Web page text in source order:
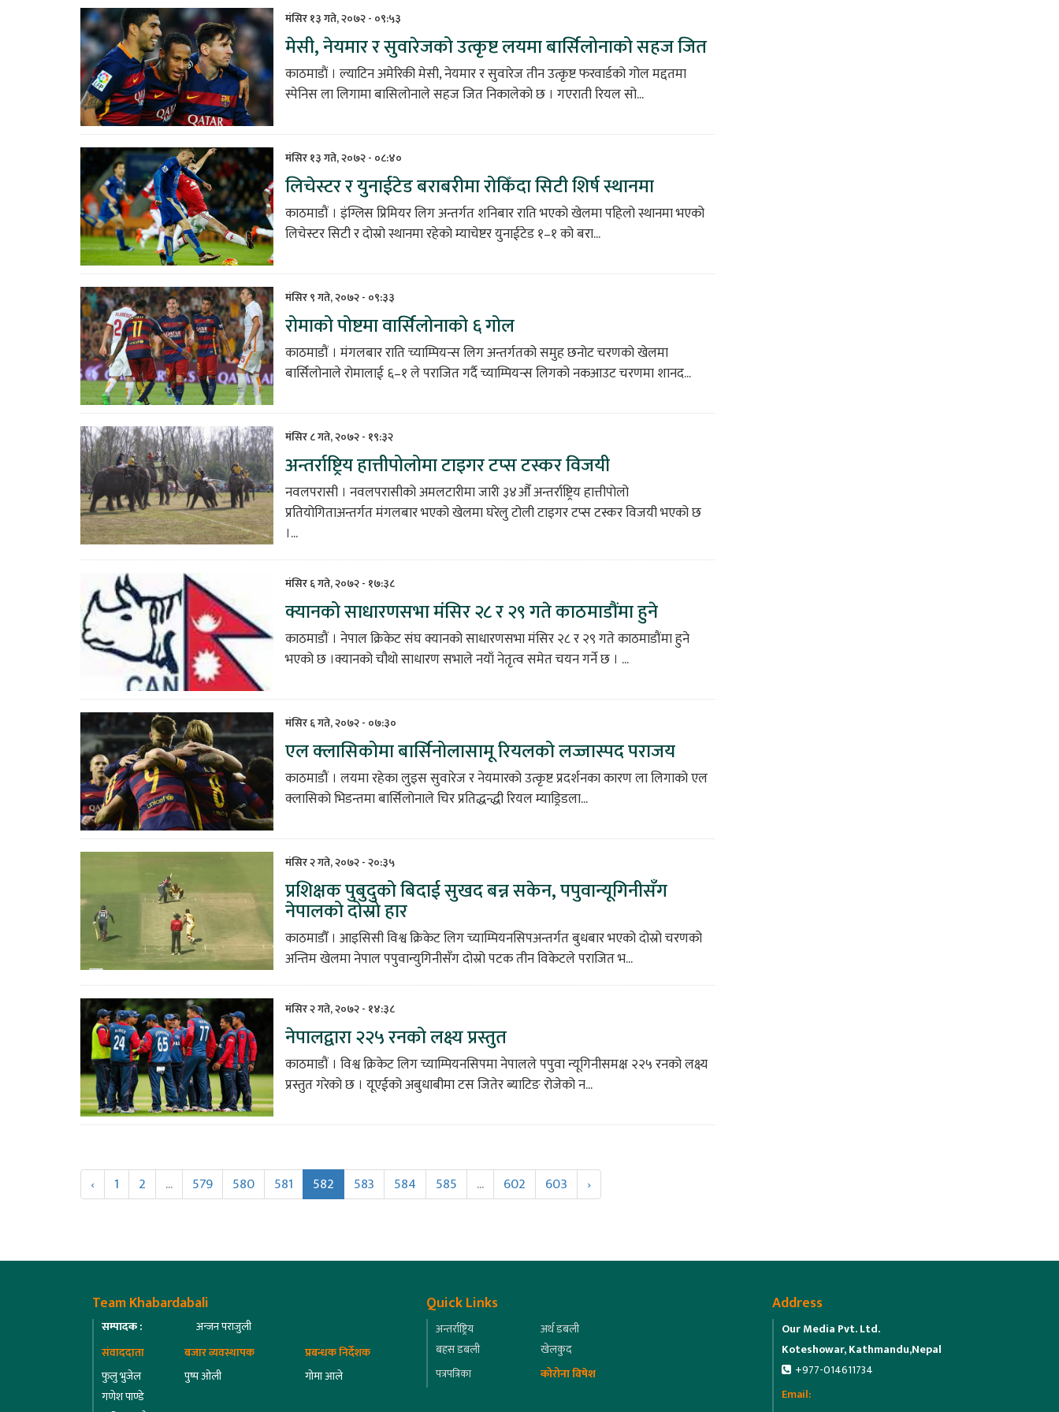
मंसिर १३ गते, २०७२ - ०९:५३
मेसी, नेयमार र सुवारेजको उत्कृष्ट लयमा बार्सिलोनाको सहज जित
काठमाडाैं । ल्याटिन अमेरिकी मेसी, नेयमार र सुवारेज तीन उत्कृष्ट फरवार्डको गोल मद्दतमा
स्पेनिस ला लिगामा बासिलोनाले सहज जित निकालेको छ । गएराती रियल सो...
मंसिर १३ गते, २०७२ - ०८:४०
लिचेस्टर र युनाईटेड बराबरीमा रोकिँदा सिटी शिर्ष स्थानमा
काठमाडौं । इंग्लिस प्रिमियर लिग अन्तर्गत शनिबार राति भएको खेलमा पहिलो स्थानमा भएको
लिचेस्टर सिटी र दोस्रो स्थानमा रहेको म्याचेष्टर युनाईटेड १–१ को बरा...
मंसिर ९ गते, २०७२ - ०९:३३
रोमाको पोष्टमा वार्सिलोनाको ६ गोल
काठमाडौं । मंगलबार राति च्याम्पियन्स लिग अन्तर्गतको समुह छनोट चरणको खेलमा
बार्सिलोनाले रोमालाई ६–१ ले पराजित गर्दै च्याम्पियन्स लिगको नकआउट चरणमा शानद...
मंसिर ८ गते, २०७२ - १९:३२
अन्तर्राष्ट्रिय हात्तीपोलोमा टाइगर टप्स टस्कर विजयी
नवलपरासी । नवलपरासीको अमलटारीमा जारी ३४औँ अन्तर्राष्ट्रिय हात्तीपोलो
प्रतियोगिताअन्तर्गत मंगलबार भएको खेलमा घरेलु टोली टाइगर टप्स टस्कर विजयी भएको छ
।...
मंसिर ६ गते, २०७२ - १७:३८
क्यानको साधारणसभा मंसिर २८ र २९ गते काठमाडौंमा हुने
काठमाडौं । नेपाल क्रिकेट संघ क्यानको साधारणसभा मंसिर २८ र २९ गते काठमाडौंमा हुने
भएको छ ।क्यानको चौथो साधारण सभाले नयाँ नेतृत्व समेत चयन गर्ने छ । ...
मंसिर ६ गते, २०७२ - ०७:३०
एल क्लासिकोमा बार्सिनोलासामू रियलको लज्जास्पद पराजय
काठमाडौं । लयमा रहेका लुइस सुवारेज र नेयमारको उत्कृष्ट प्रदर्शनका कारण ला लिगाको एल
क्लासिको भिडन्तमा बार्सिलोनाले चिर प्रतिद्धन्द्धी रियल म्याड्रिडला...
मंसिर २ गते, २०७२ - २०:३५
प्रशिक्षक पुबुदुको बिदाई सुखद बन्न सकेन, पपुवान्यूगिनीसँग
नेपालको दोस्रो हार
काठमाडौँ । आइसिसी विश्व क्रिकेट लिग च्याम्पियनसिपअन्तर्गत बुधबार भएको दोस्रो चरणको
अन्तिम खेलमा नेपाल पपुवान्युगिनीसँग दोस्रो पटक तीन विकेटले पराजित भ...
मंसिर २ गते, २०७२ - १४:३८
नेपालद्वारा २२५ रनको लक्ष्य प्रस्तुत
काठमाडौं । विश्व क्रिकेट लिग च्याम्पियनसिपमा नेपालले पपुवा न्यूगिनीसमक्ष २२५ रनको लक्ष्य
प्रस्तुत गरेको छ । यूएईको अबुधाबीमा टस जितेर ब्याटिङ रोजेको न...
‹ 1 2 ... 579 580 581 582 583 584 585 ... 602 603 ›
Team Khabardabali
सम्पादक :
अन्जन पराजुली
संवाददाता
फुलु भुजेल
गणेश पाण्डे
बजार व्यवस्थापक
पुष्प ओली
प्रबन्धक निर्देशक
गोमा आले
Quick Links
अन्तर्राष्ट्रिय
अर्थ डबली
बहस डबली
खेलकुद
पत्रपत्रिका
कोरोना विषेश
Address
Our Media Pvt. Ltd.
Koteshowar, Kathmandu,Nepal
+977-014611734
Email: